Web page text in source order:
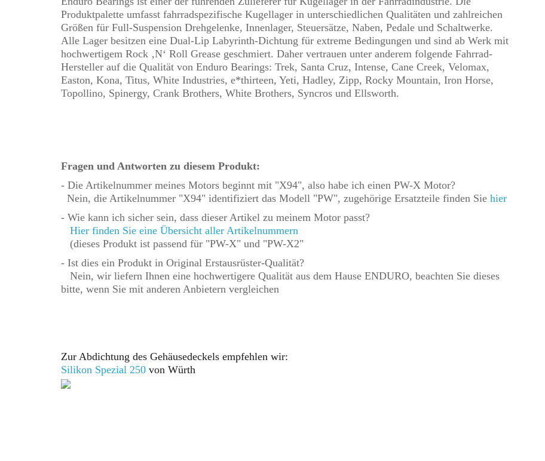
Produktpalette umfasst fahrradspezifische Kugellager in unterschiedlichen Qualitäten und zahlreichen
Größen für Full-Suspension Drehgelenke, Innenlager, Steuersätze, Naben, Pedale und Schaltwerke.
Alle Lager besitzen eine Dual-Lip Labyrinth-Dichtung für extreme Bedingungen und sind ab Werk mit
hochwertigem Rock ‚N‘ Roll Grease geschmiert. Daher vertrauen unter anderem folgende Fahrrad-
Hersteller auf die Qualität von Enduro Bearings: Trek, Santa Cruz, Intense, Cane Creek, Velomax,
Easton, Kona, Titus, White Industries, e*thirteen, Yeti, Hadley, Zipp, Rocky Mountain, Iron Horse,
Topollino, Spinergy, Crank Brothers, White Brothers, Syncros und Ellsworth.
Fragen und Antworten zu diesem Produkt:
- Die Artikelnummer meines Motors beginnt mit "X94", also habe ich einen PW-X Motor?
Nein, die Artikelnummer "X94" identifiziert das Modell "PW", zugehörige Ersatzteile finden Sie hier
- Wie kann ich sicher sein, dass dieser Artikel zu meinem Motor passt?
Hier finden Sie eine Übersicht aller Artikelnummern
(dieses Produkt ist passend für "PW-X" und "PW-X2"
- Ist dies ein Produkt in Original Erstausrüster-Qualität?
Nein, wir liefern Ihnen eine hochwertigere Qualität aus dem Hause ENDURO, beachten Sie dieses
bitte, wenn Sie mit anderen Anbietern vergleichen
Zur Abdichtung des Gehäusedeckels empfehlen wir:
Silikon Spezial 250 von Würth